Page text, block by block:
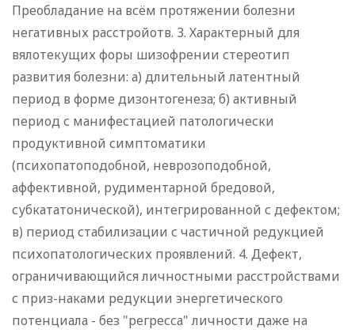
Преобладание на всём протяжении болезни
негативных расстройотв. 3. Характерный для
вялотекущих форы шизофрении стереотип
развития болезни: а) длительный латентный
период в форме дизонтогенеза; б) активный
период с манифестацией патологически
продуктивной симптоматики
(психопатоподобной, неврозоподобной,
аффективной, рудиментарной бредовой,
субкататонической), интегрированной с дефектом;
в) период стабилизации с частичной редукцией
психопатологических проявлений. 4. Дефект,
ограничивающийся личностными расстройствами
с приз-наками редукции энергетического
потенциала - без "регресса" личности даже на